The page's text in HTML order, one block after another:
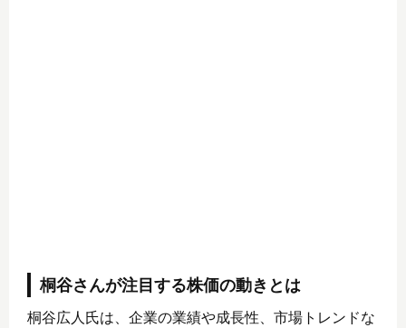
桐谷さんが注目する株価の動きとは
桐谷広人氏は、企業の業績や成長性、市場トレンドな